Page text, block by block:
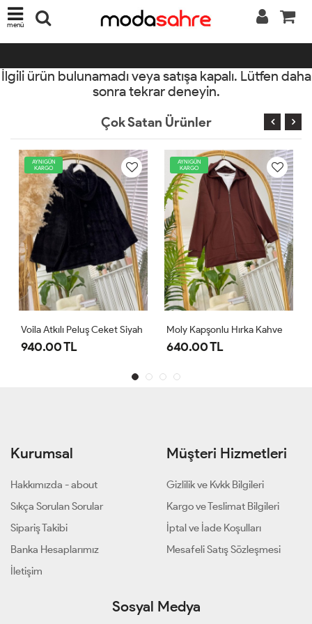
menü
İlgili ürün bulunamadı veya satışa kapalı. Lütfen daha
sonra tekrar deneyin.
Çok Satan Ürünler
AYNIGÜN
KARGO
Voila Atkılı Peluş Ceket Siyah
940.00 TL
AYNIGÜN
KARGO
Moly Kapşonlu Hırka Kahve
640.00 TL
Kurumsal
Hakkımızda - about
Sıkça Sorulan Sorular
Sipariş Takibi
Banka Hesaplarımız
İletişim
Müşteri Hizmetleri
Gizlilik ve Kvkk Bilgileri
Kargo ve Teslimat Bilgileri
İptal ve İade Koşulları
Mesafeli Satış Sözleşmesi
Sosyal Medya